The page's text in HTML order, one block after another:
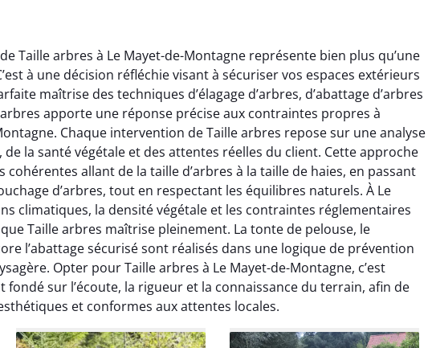
Taille arbres à Le Mayet-de-Montagne représente bien plus qu’une
à une décision réfléchie visant à sécuriser vos espaces extérieurs
maîtrise des techniques d’élagage d’arbres, d’abattage d’arbres
apporte une réponse précise aux contraintes propres à
Chaque intervention de Taille arbres repose sur une analyse
la santé végétale et des attentes réelles du client. Cette approche
allant de la taille d’arbres à la taille de haies, en passant
d’arbres, tout en respectant les équilibres naturels. À Le
climatiques, la densité végétale et les contraintes réglementaires
Taille arbres maîtrise pleinement. La tonte de pelouse, le
l’abattage sécurisé sont réalisés dans une logique de prévention
Opter pour Taille arbres à Le Mayet-de-Montagne, c’est
fondé sur l’écoute, la rigueur et la connaissance du terrain, afin de
et conformes aux attentes locales.
Léandro Vasseur
12 juillet 2025
Intervention rapide et très
professionnelle pour
l’élagage de mes arbres. Le
travail est propre, sécurisé et
parfaitement réalisé. Je
recommande sans hésiter.
Camille Morel
28 août 2025
Très satisfaite du service. Les
arbres ont été taillés avec
précision et le chantier a été
laissé impeccable. Équipe
sérieuse et efficace.